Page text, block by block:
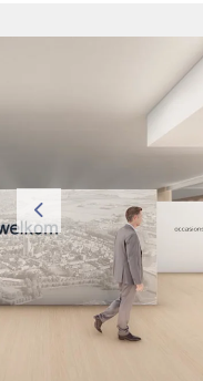
Previous